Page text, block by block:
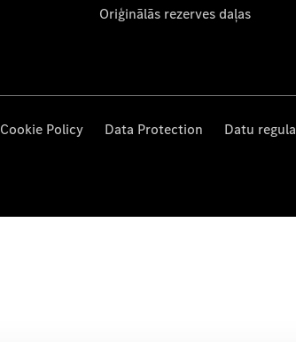
Oriģinālās rezerves daļas
Cookie Policy Data Protection Datu regula